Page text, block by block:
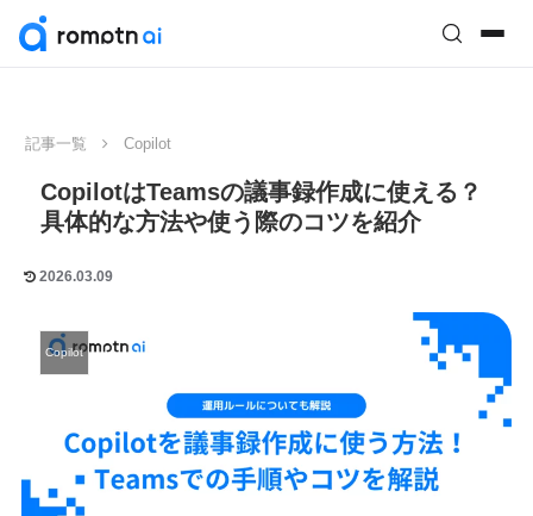
記事一覧 Copilot
CopilotはTeamsの議事録作成に使える？
具体的な方法や使う際のコツを紹介
2026.03.09
Copilot